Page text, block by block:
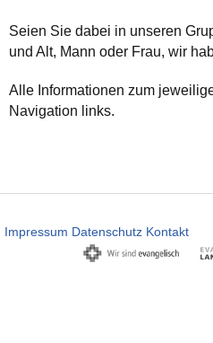
Seien Sie dabei in unseren
und Alt, Mann oder Frau, wir
Alle Informationen zum
Navigation links.
Impressum Datenschutz Kontakt